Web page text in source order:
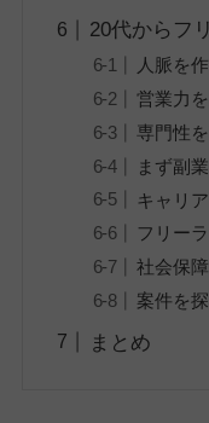
20代からフ
人脈を
営業力を
専門性
まず副
キャリ
フリー
社会保
案件を
まとめ